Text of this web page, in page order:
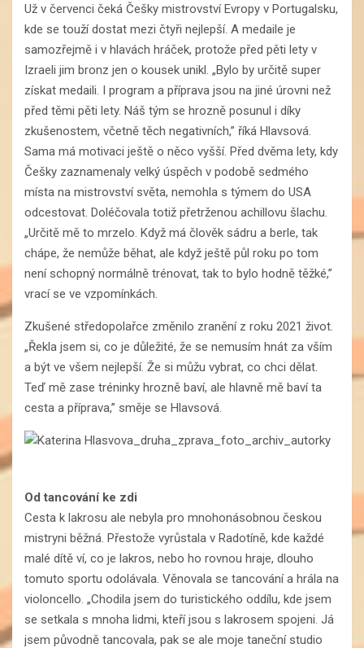
Už v červenci čeká Češky mistrovství Evropy v Portugalsku,
kde se touží dostat mezi čtyři nejlepší. A medaile je
samozřejmě i v hlavách hráček, protože před pěti lety v
Izraeli jim bronz jen o kousek unikl. „Bylo by určitě super
získat medaili. I program a příprava jsou na jiné úrovni než
před těmi pěti lety. Náš tým se hrozně posunul i díky
zkušenostem, včetně těch negativních,” říká Hlavsová.
Sama má motivaci ještě o něco vyšší. Před dvěma lety, kdy
Češky zaznamenaly velký úspěch v podobě sedmého
místa na mistrovství světa, nemohla s týmem do USA
odcestovat. Doléčovala totiž přetrženou achillovu šlachu.
„Určitě mě to mrzelo. Když má člověk sádru a berle, tak
chápe, že nemůže běhat, ale když ještě půl roku po tom
není schopný normálně trénovat, tak to bylo hodně těžké,”
vrací se ve vzpomínkách.
Zkušené středopolařce změnilo zranění z roku 2021 život.
„Řekla jsem si, co je důležité, že se nemusím hnát za vším
a být ve všem nejlepší. Že si můžu vybrat, co chci dělat.
Teď mě zase tréninky hrozně baví, ale hlavně mě baví ta
cesta a příprava,” směje se Hlavsová.
Od tancování ke zdi
Cesta k lakrosu ale nebyla pro mnohonásobnou českou
mistryni běžná. Přestože vyrůstala v Radotíně, kde každé
malé dítě ví, co je lakros, nebo ho rovnou hraje, dlouho
tomuto sportu odolávala. Věnovala se tancování a hrála na
violoncello. „Chodila jsem do turistického oddílu, kde jsem
se setkala s mnoha lidmi, kteří jsou s lakrosem spojeni. Já
jsem původně tancovala, pak se ale moje taneční studio